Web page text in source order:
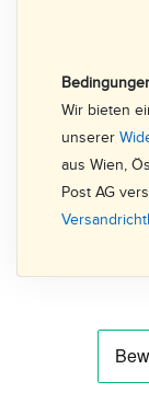
Wir bieten
unserer
aus Wien,
Post AG